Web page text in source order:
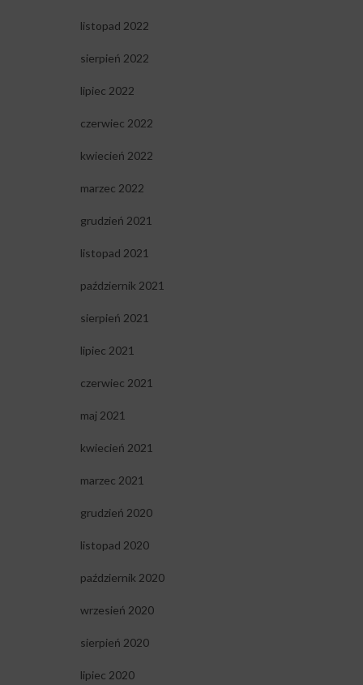
listopad 2022
sierpień 2022
lipiec 2022
czerwiec 2022
kwiecień 2022
marzec 2022
grudzień 2021
listopad 2021
październik 2021
sierpień 2021
lipiec 2021
czerwiec 2021
maj 2021
kwiecień 2021
marzec 2021
grudzień 2020
listopad 2020
październik 2020
wrzesień 2020
sierpień 2020
lipiec 2020